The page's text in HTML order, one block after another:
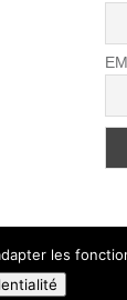
les